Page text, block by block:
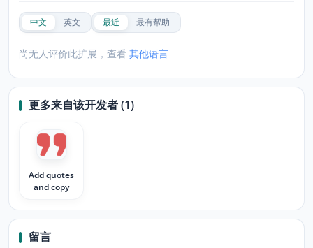
中文 英文 最近 最有帮助
尚无人评价此扩展，查看 其他语言
更多来自该开发者 (1)
Add quotes
and copy
留言